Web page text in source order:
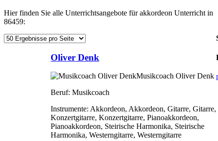
Hier finden Sie alle Unterrichtsangebote für akkordeon Unterricht in
86459:
Oliver Denk
Musikcoach Oliver Denk
Beruf: Musikcoach
Instrumente: Akkordeon, Akkordeon, Gitarre, Gitarre,
Konzertgitarre, Konzertgitarre, Pianoakkordeon,
Pianoakkordeon, Steirische Harmonika, Steirische
Harmonika, Westerngitarre, Westerngitarre